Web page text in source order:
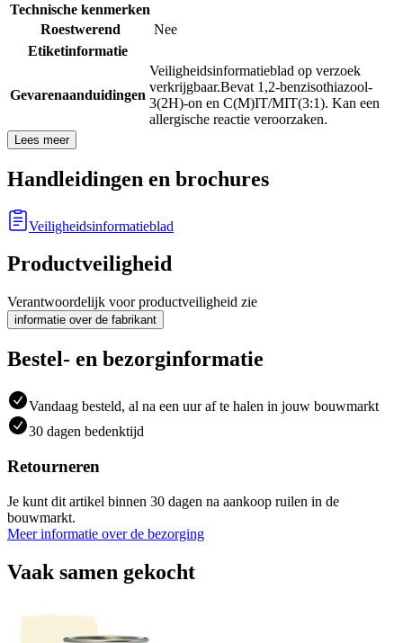
Technische kenmerken
Roestwerend
Nee
Etiketinformatie
Gevarenaanduidingen
Veiligheidsinformatieblad op verzoek
verkrijgbaar.Bevat 1,2-benzisothiazool-
3(2H)-on en C(M)IT/MIT(3:1). Kan een
allergische reactie veroorzaken.
Lees meer
Handleidingen en brochures
Veiligheidsinformatieblad
Productveiligheid
Verantwoordelijk voor productveiligheid zie
informatie over de fabrikant
Bestel- en bezorginformatie
Vandaag besteld, al na een uur af te halen in jouw bouwmarkt
30 dagen bedenktijd
Retourneren
Je kunt dit artikel binnen 30 dagen na aankoop ruilen in de
bouwmarkt.
Meer informatie over de bezorging
Vaak samen gekocht